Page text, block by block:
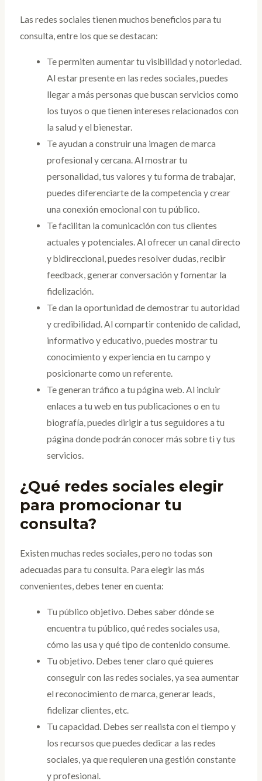
Las redes sociales tienen muchos beneficios para tu
consulta, entre los que se destacan:
Te permiten aumentar tu visibilidad y notoriedad.
Al estar presente en las redes sociales, puedes
llegar a más personas que buscan servicios como
los tuyos o que tienen intereses relacionados con
la salud y el bienestar.
Te ayudan a construir una imagen de marca
profesional y cercana. Al mostrar tu
personalidad, tus valores y tu forma de trabajar,
puedes diferenciarte de la competencia y crear
una conexión emocional con tu público.
Te facilitan la comunicación con tus clientes
actuales y potenciales. Al ofrecer un canal directo
y bidireccional, puedes resolver dudas, recibir
feedback, generar conversación y fomentar la
fidelización.
Te dan la oportunidad de demostrar tu autoridad
y credibilidad. Al compartir contenido de calidad,
informativo y educativo, puedes mostrar tu
conocimiento y experiencia en tu campo y
posicionarte como un referente.
Te generan tráfico a tu página web. Al incluir
enlaces a tu web en tus publicaciones o en tu
biografía, puedes dirigir a tus seguidores a tu
página donde podrán conocer más sobre ti y tus
servicios.
¿Qué redes sociales elegir
para promocionar tu
consulta?
Existen muchas redes sociales, pero no todas son
adecuadas para tu consulta. Para elegir las más
convenientes, debes tener en cuenta:
Tu público objetivo. Debes saber dónde se
encuentra tu público, qué redes sociales usa,
cómo las usa y qué tipo de contenido consume.
Tu objetivo. Debes tener claro qué quieres
conseguir con las redes sociales, ya sea aumentar
el reconocimiento de marca, generar leads,
fidelizar clientes, etc.
Tu capacidad. Debes ser realista con el tiempo y
los recursos que puedes dedicar a las redes
sociales, ya que requieren una gestión constante
y profesional.